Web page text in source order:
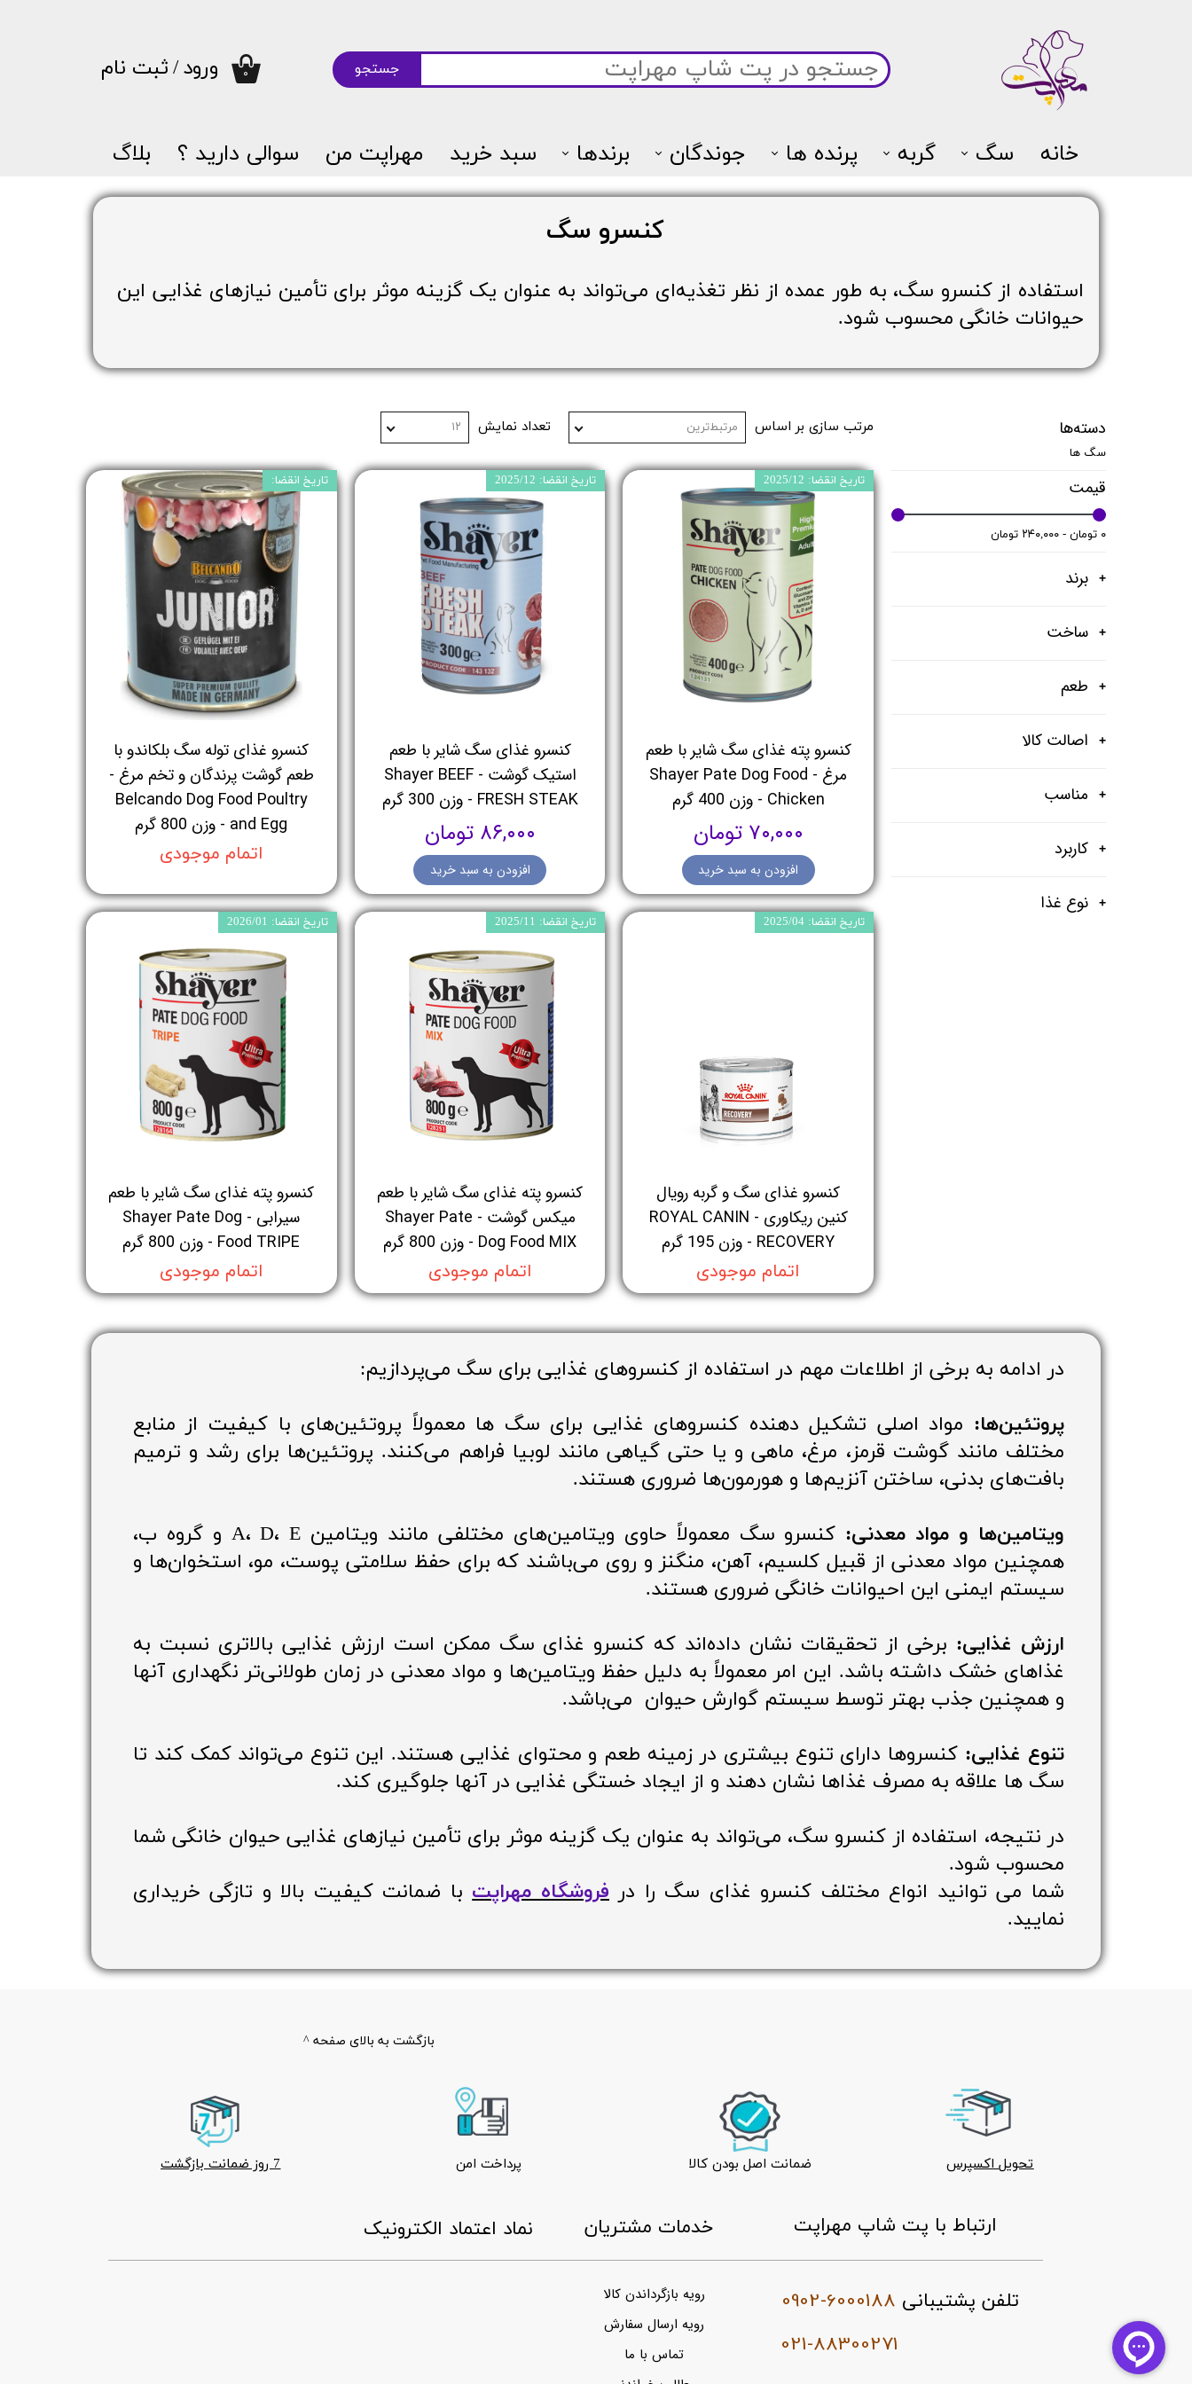
خانه سگ گربه پرنده ها جوندگان برندها سبد خرید مهراپت من سوالی دارید ؟ بلاگ
۰ جستجو ورود/ثبت نام
کنسرو سگ
استفاده از کنسرو سگ، به طور عمده از نظر تغذیه‌ای می‌تواند به عنوان یک گزینه موثر برای تأمین نیازهای غذایی این
حیوانات خانگی محسوب شود.​​​​​​​
دسته‌ها
سگ ها
قیمت
۰ تومان - ۲۴۰,۰۰۰ تومان
برند
ساخت
طعم
اصالت کالا
مناسب
کاربرد
نوع غذا
مرتب سازی بر اساس مرتبط‌ترین تعداد نمایش ۱۲
کنسرو پته غذای سگ شایر با طعم
مرغ - Shayer Pate Dog Food
Chicken - وزن 400 گرم
۷۰,۰۰۰ تومان
افزودن به سبد خرید
تاریخ انقضا: 2025/12
کنسرو غذای سگ شایر با طعم
استیک گوشت - Shayer BEEF
FRESH STEAK - وزن 300 گرم
۸۶,۰۰۰ تومان
افزودن به سبد خرید
تاریخ انقضا: 2025/12
کنسرو غذای توله سگ بلکاندو با
طعم گوشت پرندگان و تخم مرغ -
Belcando Dog Food Poultry
and Egg - وزن 800 گرم
اتمام موجودی
تاریخ انقضا:
کنسرو غذای سگ و گربه رویال
کنین ریکاوری - ROYAL CANIN
RECOVERY - وزن 195 گرم
اتمام موجودی
تاریخ انقضا: 2025/04
کنسرو پته غذای سگ شایر با طعم
میکس گوشت - Shayer Pate
Dog Food MIX - وزن 800 گرم
اتمام موجودی
تاریخ انقضا: 2025/11
کنسرو پته غذای سگ شایر با طعم
سیرابی - Shayer Pate Dog
Food TRIPE - وزن 800 گرم
اتمام موجودی
تاریخ انقضا: 2026/01
در ادامه به برخی از اطلاعات مهم در استفاده از کنسروهای غذایی برای سگ می‌پردازیم:
پروتئین‌ها: مواد اصلی تشکیل دهنده کنسروهای غذایی برای سگ ها معمولاً پروتئین‌های با کیفیت از منابع
مختلف مانند گوشت قرمز، مرغ، ماهی و یا حتی گیاهی مانند لوبیا فراهم می‌کنند. پروتئین‌ها برای رشد و ترمیم
بافت‌های بدنی، ساختن آنزیم‌ها و هورمون‌ها ضروری هستند.
ویتامین‌ها و مواد معدنی:
کنسرو سگ معمولاً حاوی ویتامین‌های مختلفی مانند ویتامین A، D، E و گروه ب،
همچنین مواد معدنی از قبیل کلسیم، آهن، منگنز و روی می‌باشند که برای حفظ سلامتی پوست، مو، استخوان‌ها و
سیستم ایمنی این احیوانات خانگی ضروری هستند.
ارزش غذایی: برخی از تحقیقات نشان داده‌اند که کنسرو غذای سگ ممکن است ارزش غذایی بالاتری نسبت به
غذاهای خشک داشته باشد. این امر معمولاً به دلیل حفظ ویتامین‌ها و مواد معدنی در زمان طولانی‌تر نگهداری آنها
و همچنین جذب بهتر توسط سیستم گوارش حیوان می‌باشد.
تنوع غذایی: کنسروها دارای تنوع بیشتری در زمینه طعم و محتوای غذایی هستند. این تنوع می‌تواند کمک کند تا
سگ ها علاقه به مصرف غذاها نشان دهند و از ایجاد خستگی غذایی در آنها جلوگیری کند.
در نتیجه، استفاده از کنسرو سگ، می‌تواند به عنوان یک گزینه موثر برای تأمین نیازهای غذایی حیوان خانگی شما
محسوب شود.
شما می توانید انواع مختلف کنسرو غذای سگ را درفروشگاه مهراپتبا ضمانت کیفیت بالا و تازگی خریداری
نمایید.
0902-6000188
تحویل اکسپرس ضمانت اصل بودن کالا پرداخت امن 7 روز ضمانت بازگشت
بازگشت به بالای صفحه ^
021-88300271
رویه بازگرداندن کالا
رویه ارسال سفارش
تماس با ما
​خدمات مشتریان ​نماد اعتماد الکترونیک ارتباط با پت شاپ مهراپت